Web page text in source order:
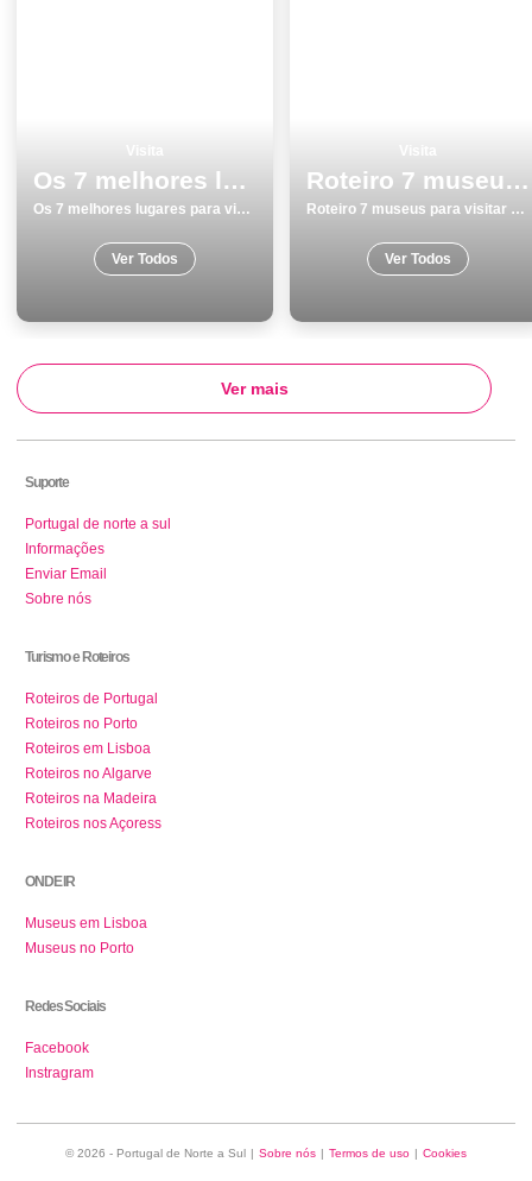
Os 7 melhores lugares para visitar em GuimarÃ£es
Os 7 melhores lugares para visitar em GuimarÃ£es
Ver Todos
Roteiro 7 museus para visitar em Portugal
Roteiro 7 museus para visitar em Portugal
Ver Todos
Ver mais
Suporte
Portugal de norte a sul
Informações
Enviar Email
Sobre nós
Turismo e Roteiros
Roteiros de Portugal
Roteiros no Porto
Roteiros em Lisboa
Roteiros no Algarve
Roteiros na Madeira
Roteiros nos Açoress
ONDE IR
Museus em Lisboa
Museus no Porto
Redes Sociais
Facebook
Instragram
© 2026 - Portugal de Norte a Sul | Sobre nós | Termos de uso | Cookies